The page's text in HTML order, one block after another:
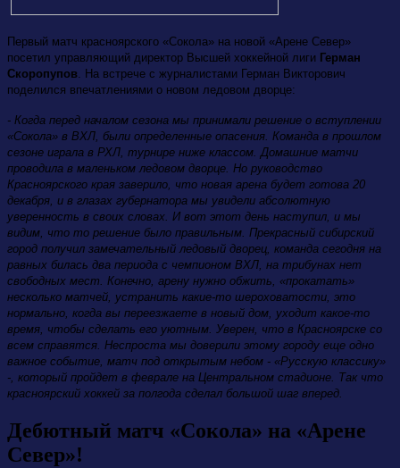
Первый матч красноярского «Сокола» на новой «Арене Север»
посетил управляющий директор Высшей хоккейной лиги Герман
Скоропупов . На встрече с журналистами Герман Викторович
поделился впечатлениями о новом ледовом дворце:
- Когда перед началом сезона мы принимали решение о вступлении
«Сокола» в ВХЛ, были определенные опасения. Команда в прошлом
сезоне играла в РХЛ, турнире ниже классом. Домашние матчи
проводила в маленьком ледовом дворце. Но руководство
Красноярского края заверило, что новая арена будет готова 20
декабря, и в глазах губернатора мы увидели абсолютную
уверенность в своих словах. И вот этот день наступил, и мы
видим, что то решение было правильным. Прекрасный сибирский
город получил замечательный ледовый дворец, команда сегодня на
равных билась два периода с чемпионом ВХЛ, на трибунах нет
свободных мест. Конечно, арену нужно обжить, «прокатать»
несколько матчей, устранить какие-то шероховатости, это
нормально, когда вы переезжаете в новый дом, уходит какое-то
время, чтобы сделать его уютным. Уверен, что в Красноярске со
всем справятся. Неспроста мы доверили этому городу еще одно
важное событие, матч под открытым небом - «Русскую классику»
-, который пройдет в феврале на Центральном стадионе. Так что
красноярский хоккей за полгода сделал большой шаг вперед.
Дебютный матч «Сокола» на «Арене
Север»!